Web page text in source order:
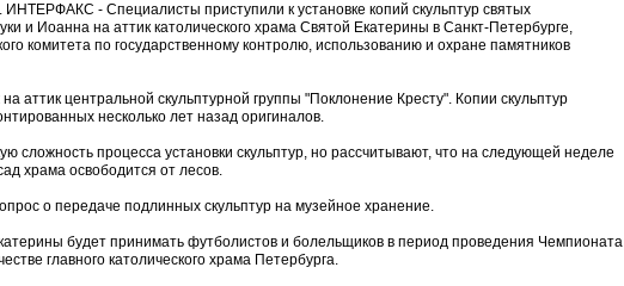
ИНТЕРФАКС - Специалисты приступили к установке копий скульптур святых
и Иоанна на аттик католического храма Святой Екатерины в Санкт-Петербурге,
комитета по государственному контролю, использованию и охране памятников
аттик центральной скульптурной группы "Поклонение Кресту". Копии скульптур
несколько лет назад оригиналов.
сложность процесса установки скульптур, но рассчитывают, что на следующей неделе
храма освободится от лесов.
о передаче подлинных скульптур на музейное хранение.
будет принимать футболистов и болельщиков в период проведения Чемпионата
главного католического храма Петербурга.